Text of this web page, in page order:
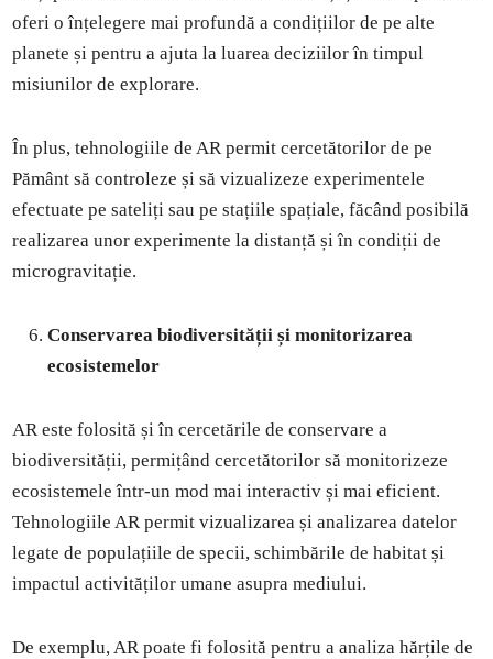
oferi o înțelegere mai profundă a condițiilor de pe alte
planete și pentru a ajuta la luarea deciziilor în timpul
misiunilor de explorare.
În plus, tehnologiile de AR permit cercetătorilor de pe
Pământ să controleze și să vizualizeze experimentele
efectuate pe sateliți sau pe stațiile spațiale, făcând posibilă
realizarea unor experimente la distanță și în condiții de
microgravitație.
Conservarea biodiversității și monitorizarea
ecosistemelor
AR este folosită și în cercetările de conservare a
biodiversității, permițând cercetătorilor să monitorizeze
ecosistemele într-un mod mai interactiv și mai eficient.
Tehnologiile AR permit vizualizarea și analizarea datelor
legate de populațiile de specii, schimbările de habitat și
impactul activităților umane asupra mediului.
De exemplu, AR poate fi folosită pentru a analiza hărțile de